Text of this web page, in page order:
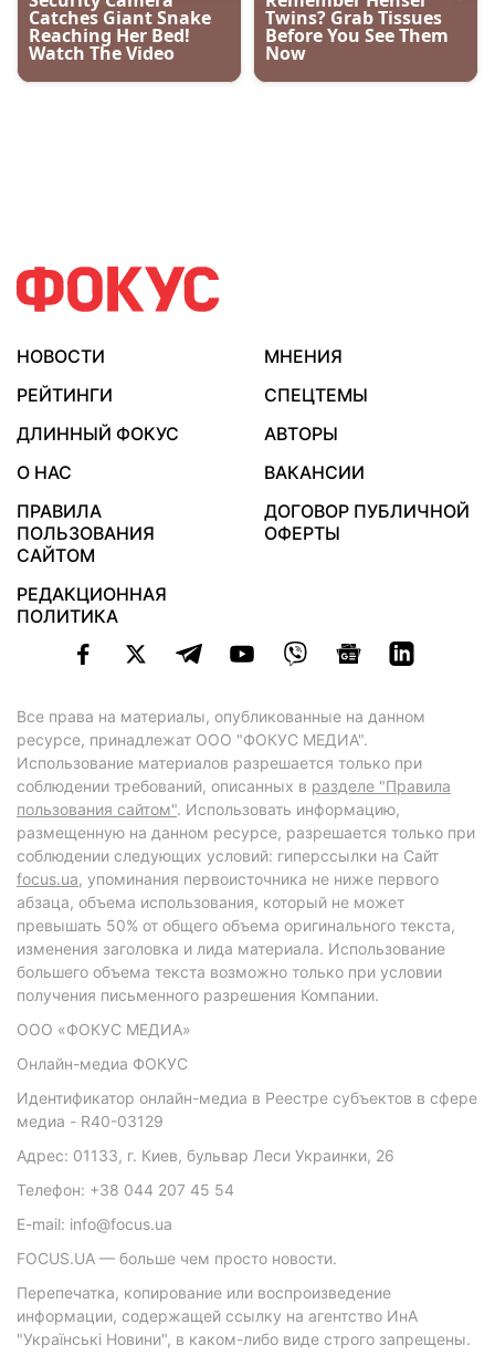
НОВОСТИ
МНЕНИЯ
РЕЙТИНГИ
СПЕЦТЕМЫ
ДЛИННЫЙ ФОКУС
АВТОРЫ
О НАС
ВАКАНСИИ
ПРАВИЛА
ПОЛЬЗОВАНИЯ
САЙТОМ
ДОГОВОР ПУБЛИЧНОЙ
ОФЕРТЫ
РЕДАКЦИОННАЯ
ПОЛИТИКА
Все права на материалы, опубликованные на данном
ресурсе, принадлежат ООО "ФОКУС МЕДИА".
Использование материалов разрешается только при
соблюдении требований, описанных в разделе "Правила
пользования сайтом". Использовать информацию,
размещенную на данном ресурсе, разрешается только при
соблюдении следующих условий: гиперссылки на Сайт
focus.ua, упоминания первоисточника не ниже первого
абзаца, объема использования, который не может
превышать 50% от общего объема оригинального текста,
изменения заголовка и лида материала. Использование
большего объема текста возможно только при условии
получения письменного разрешения Компании.
ООО «ФОКУС МЕДИА»
Онлайн-медиа ФОКУС
Идентификатор онлайн-медиа в Реестре субъектов в сфере
медиа - R40-03129
Адрес: 01133, г. Киев, бульвар Леси Украинки, 26
Телефон: +38 044 207 45 54
E-mail: info@focus.ua
FOCUS.UA — больше чем просто новости.
Перепечатка, копирование или воспроизведение
информации, содержащей ссылку на агентство ИнА
"Українські Новини", в каком-либо виде строго запрещены.